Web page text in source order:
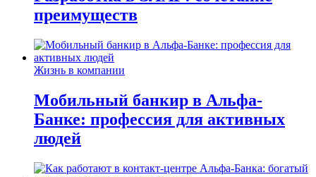
преимуществ
Жизнь в компании
Мобильный банкир в Альфа-
Банке: профессия для активных
людей